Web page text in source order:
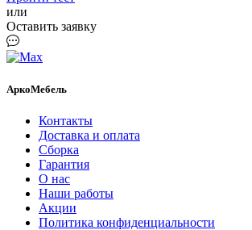
или
Оставить заявку
АркоМебель
Контакты
Доставка и оплата
Сборка
Гарантия
О нас
Наши работы
Акции
Политика конфиденциальности